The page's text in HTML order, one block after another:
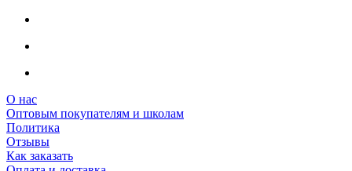
О нас
Оптовым покупателям и школам
Политика
Отзывы
Как заказать